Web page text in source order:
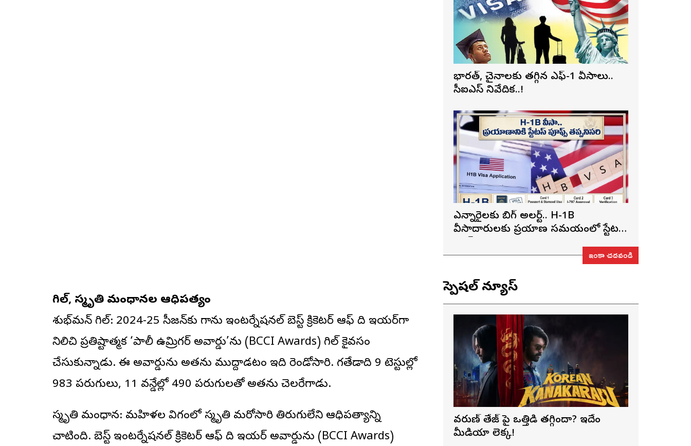
గిల్, స్మృతి మంధానల ఆధిపత్యం
శుభ్‌మన్ గిల్: 2024-25 సీజన్‌కు గాను ఇంటర్నేషనల్ బెస్ట్ క్రికెటర్ ఆఫ్ ది ఇయర్‌గా
నిలిచి ప్రతిష్టాత్మక ‘పాలీ ఉమ్రిగర్ అవార్డు’ను (BCCI Awards) గిల్ కైవసం
చేసుకున్నాడు. ఈ అవార్డును అతను ముద్దాడటం ఇది రెండోసారి. గతేడాది 9 టెస్టుల్లో
983 పరుగులు, 11 వన్డేల్లో 490 పరుగులతో అతను చెలరేగాడు.
స్మృతి మంధాన: మహిళల విభాగంలో స్మృతి మరోసారి తిరుగులేని ఆధిపత్యాన్ని
చాటింది. బెస్ట్ ఇంటర్నేషనల్ క్రికెటర్ ఆఫ్ ది ఇయర్ అవార్డును (BCCI Awards)
భారత్, చైనాలకు తగ్గిన ఎఫ్-1 వీసాలు..
సీఐఎస్ నివేదిక..!
ఎన్నారైలకు బిగ్ అలర్ట్.. H-1B
వీసాదారులకు ప్రయాణ సమయంలో స్టేటస్
ఇంకా చదవండి
స్పెషల్ న్యూస్
వరుణ్ తేజ్‌ పై ఒత్తిడి తగ్గిందా? ఇదేం
మీడియా లెక్క!